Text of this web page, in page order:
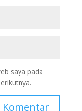
saya pada